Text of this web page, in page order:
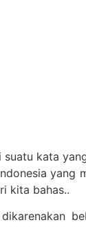
suatu kata
yang
kita bahas..